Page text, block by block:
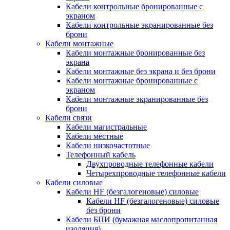
Кабели контрольные бронированные с
экраном
Кабели контрольные экранированные без
брони
Кабели монтажные
Кабели монтажные бронированные без
экрана
Кабели монтажные без экрана и без брони
Кабели монтажные бронированные с
экраном
Кабели монтажные экранированные без
брони
Кабели связи
Кабели магистральные
Кабели местные
Кабели низкочастотные
Телефонный кабель
Двухпроводные телефонные кабели
Четырехпроводные телефонные кабели
Кабели силовые
Кабели HF (безгалогеновые) силовые
Кабели HF (безгалогеновые) силовые
без брони
Кабели БПИ (бумажная маслопропитанная